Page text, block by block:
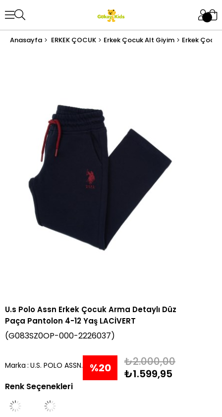
Anasayfa ERKEK ÇOCUK Erkek Çocuk Alt Giyim Erkek
U.s Polo Assn Erkek Çocuk Arma Detaylı Düz
Paça Pantolon 4-12 Yaş LACİVERT
(G083SZ0OP-000-2226037)
Marka : U.S. POLO ASSN. %20
₺2.000,00
₺1.599,95
Renk Seçenekleri